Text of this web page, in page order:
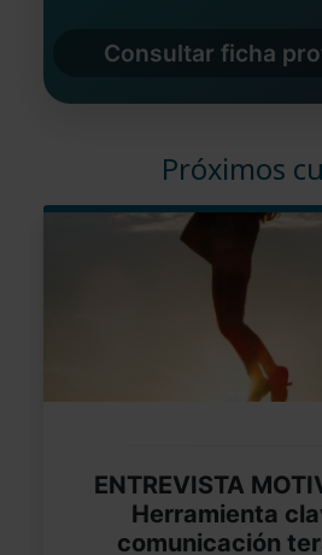
Consultar ficha
Próximos
ENTREVISTA
Herramienta
comunicación